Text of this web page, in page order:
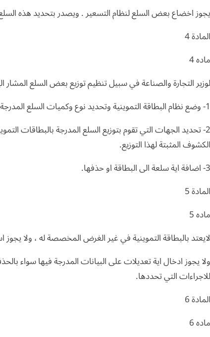
يجوز اخضاع بعض السلع لنظام التسعير . ويصدر بتحديد هذه السلع
المادة 4
ماده 4
لوزير التجارة والصناعة في سبيل تنظيم توزيع بعض السلع المشار
1- وضع نظام البطاقة التموينية وتحديد نوع وكميات السلع المدرجة بها.
2- تحديد الجهات التي تقوم بتوزيع السلع المدرجة بالبطاقات
الكشوف المثبتة لهذا التوزيع.
3- اضافة اية سلعة الى البطاقة او حذفها.
المادة 5
ماده 5
لايعتد بالبطاقة التموينية في غير الغرض المخصصة له ، ولا
ولا يجوز ادخال اية تعديلات على البيانات المدرجة فيها سواء
للاجراءات التي تحددها.
المادة 6
ماده 6